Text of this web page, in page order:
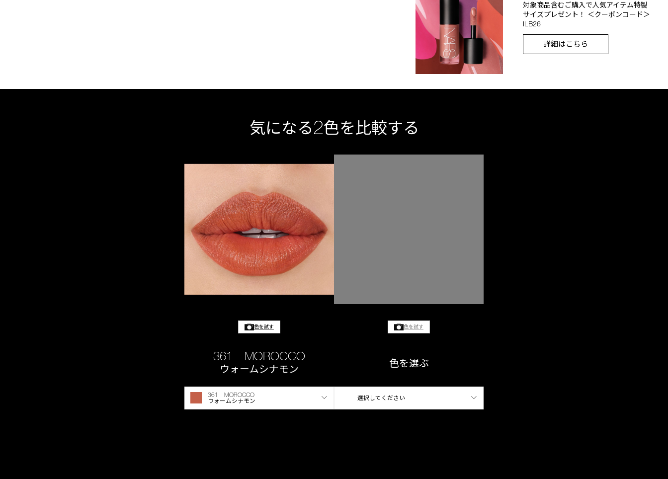
対象商品含むご購入で人気アイテム特製
サイズプレゼント！ ＜クーポンコード＞
ILB26
詳細はこちら
気になる2色を比較する
色を試す
361 MOROCCO
ウォームシナモン
361 MOROCCO
ウォームシナモン
色を試す
色を選ぶ
選択してください